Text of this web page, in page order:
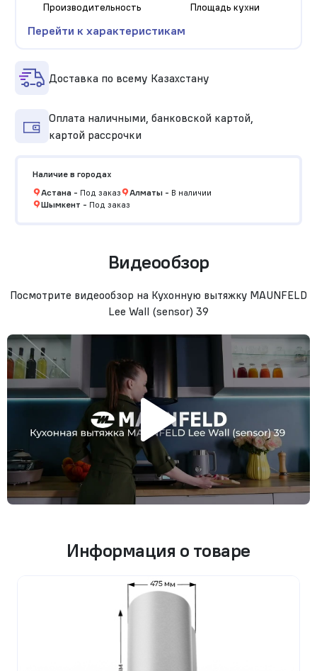
Производительность Площадь кухни
Перейти к характеристикам
Доставка по всему Казахстану
Оплата наличными, банковской картой,
картой рассрочки
Наличие в городах
Астана- Под заказ Алматы- В наличии
Шымкент - Под заказ
Видеообзор
Посмотрите видеообзор на Кухонную вытяжку MAUNFELD
Lee Wall (sensor) 39
Информация о товаре